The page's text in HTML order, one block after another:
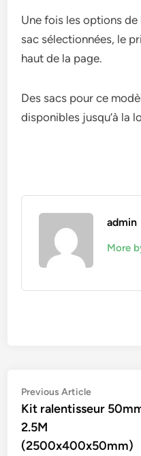
Une fois les options
sac sélectionnées, le
haut de la page.
Des sacs pour ce
disponibles jusqu’à la
admin
More
Navigation
de
l’article
Previous ArticlePrevious
article:
Kit ralentisseur
2.5M
(2500x400x50mm)